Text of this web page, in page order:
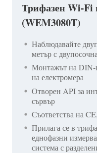
Трифазен Wi-Fi
(WEM3080T)
Наблюдавайте
метър с
Монтажът на DIN-
на електромера
Отворен API за
сървър
Съответства на
Прилага се в
еднофазни
система с